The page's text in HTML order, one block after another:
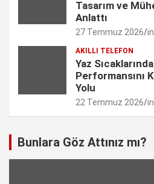
l
Tasarım ve
Anlattı
27 Temmuz 2026
AKILLI TELEFON
Yaz
Performansını
Yolu
22 Temmuz 2026
Bunlara Göz Attınız mı?